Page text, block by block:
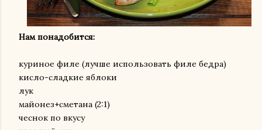
Нам понадобится:
куриное филе (лучше использовать филе бедра)
кисло-сладкие яблоки
лук
майонез+сметана (2:1)
чеснок по вкусу